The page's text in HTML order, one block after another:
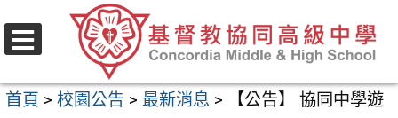
至
要首頁 > 校園公告 > 最新消息 >
【公告】 協同中學遊
選
單